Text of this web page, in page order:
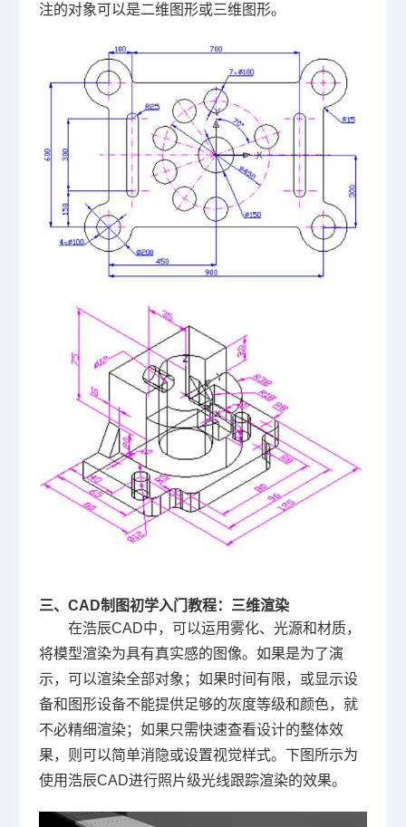
注的对象可以是二维图形或三维图形。
三、CAD制图初学入门教程：三维渲染
在浩辰CAD中，可以运用雾化、光源和材质，
将模型渲染为具有真实感的图像。如果是为了演
示，可以渲染全部对象；如果时间有限，或显示设
备和图形设备不能提供足够的灰度等级和颜色，就
不必精细渲染；如果只需快速查看设计的整体效
果，则可以简单消隐或设置视觉样式。下图所示为
使用浩辰CAD进行照片级光线跟踪渲染的效果。